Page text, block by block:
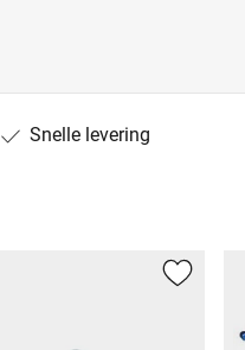
Snelle levering